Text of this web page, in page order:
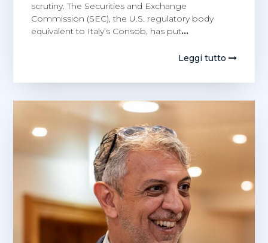
scrutiny. The Securities and Exchange
Commission (SEC), the U.S. regulatory body
equivalent to Italy’s Consob, has put…
Leggi tutto